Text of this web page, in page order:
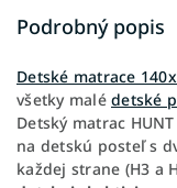
Podrobný popis
Detské matrace
všetky malé detské
Detský matrac
na detskú posteľ s
každej strane (H3 a